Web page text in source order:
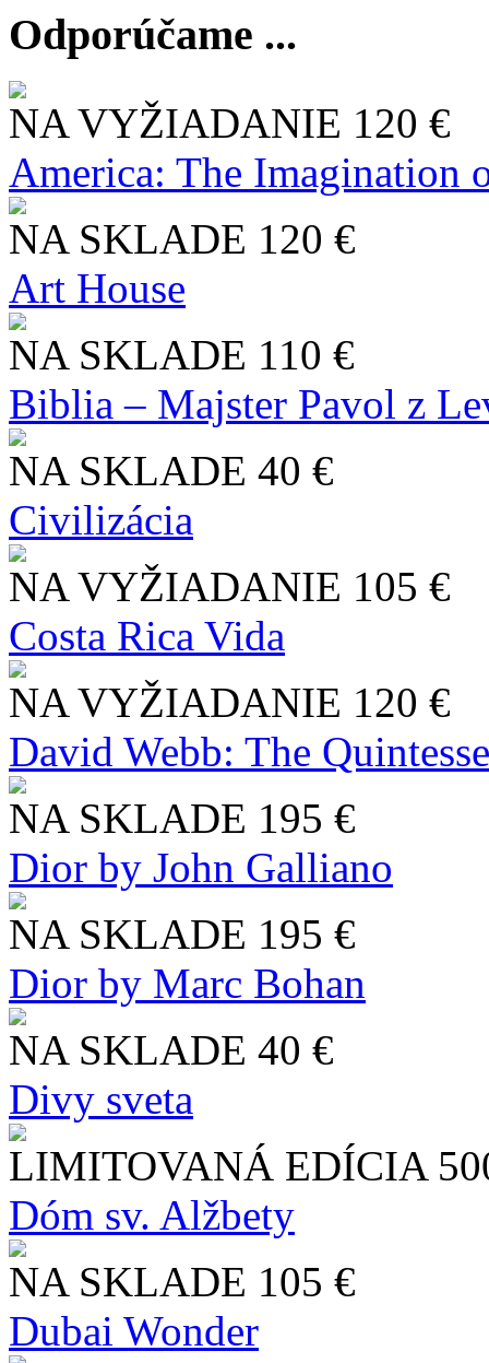
Odporúčame ...
NA VYŽIADANIE 120 €
America: The Imagination
NA SKLADE 120 €
Art House
NA SKLADE 110 €
Biblia – Majster Pavol z
NA SKLADE 40 €
Civilizácia
NA VYŽIADANIE 105 €
Costa Rica Vida
NA VYŽIADANIE 120 €
David Webb: The
NA SKLADE 195 €
Dior by John Galliano
NA SKLADE 195 €
Dior by Marc Bohan
NA SKLADE 40 €
Divy sveta
LIMITOVANÁ EDÍCIA
Dóm sv. Alžbety
NA SKLADE 105 €
Dubai Wonder